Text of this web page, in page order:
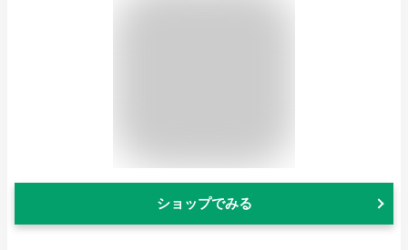
ショップでみる